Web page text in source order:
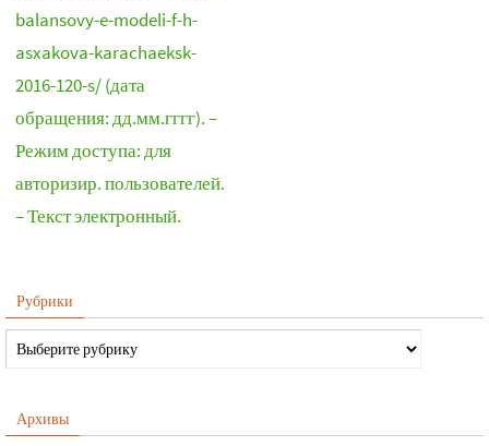
balansovy-e-modeli-f-h-
asxakova-karachaeksk-
2016-120-s/ (дата
обращения: дд.мм.гггг). –
Режим доступа: для
авторизир. пользователей.
– Текст электронный.
Рубрики
Архивы